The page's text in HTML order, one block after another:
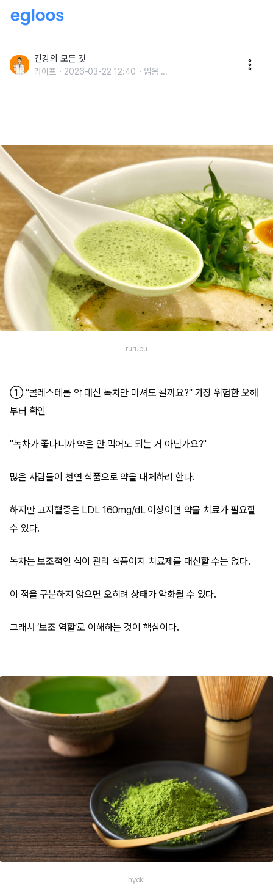
'천연영양제' 이 반찬
건강의 모든 것
라이프 2026-03-22 12:40 읽음 ...
rurubu
① “콜레스테롤 약 대신 녹차만 마셔도 될까요?” 가장 위험한 오해
부터 확인
"녹차가 좋다니까 약은 안 먹어도 되는 거 아닌가요?"
많은 사람들이 천연 식품으로 약을 대체하려 한다.
하지만 고지혈증은 LDL 160mg/dL 이상이면 약물 치료가 필요할
수 있다.
녹차는 보조적인 식이 관리 식품이지 치료제를 대신할 수는 없다.
이 점을 구분하지 않으면 오히려 상태가 악화될 수 있다.
그래서 ‘보조 역할’로 이해하는 것이 핵심이다.
hyoki